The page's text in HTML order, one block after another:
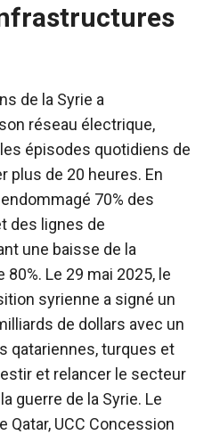
de la Syrie a
réseau électrique,
épisodes quotidiens de
plus de 20 heures. En
70% des
des lignes de
une baisse de la
80%. Le 29 mai 2025, le
syrienne a signé un
de dollars avec un
qatariennes, turques et
et relancer le secteur
guerre de la Syrie. Le
Qatar, UCC Concession